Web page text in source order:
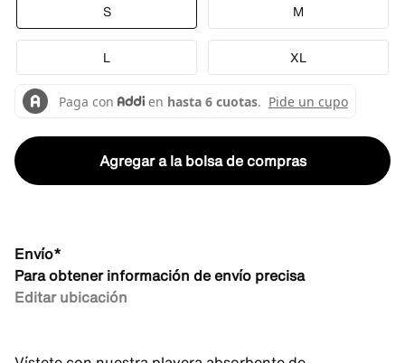
S M
L XL
Agregar a la bolsa de compras
Envío*
Para obtener información de envío precisa
Editar ubicación